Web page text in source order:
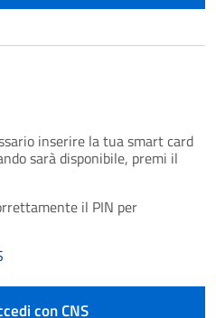
inserire la tua smart card
sarà disponibile, premi il
il PIN per
con CNS